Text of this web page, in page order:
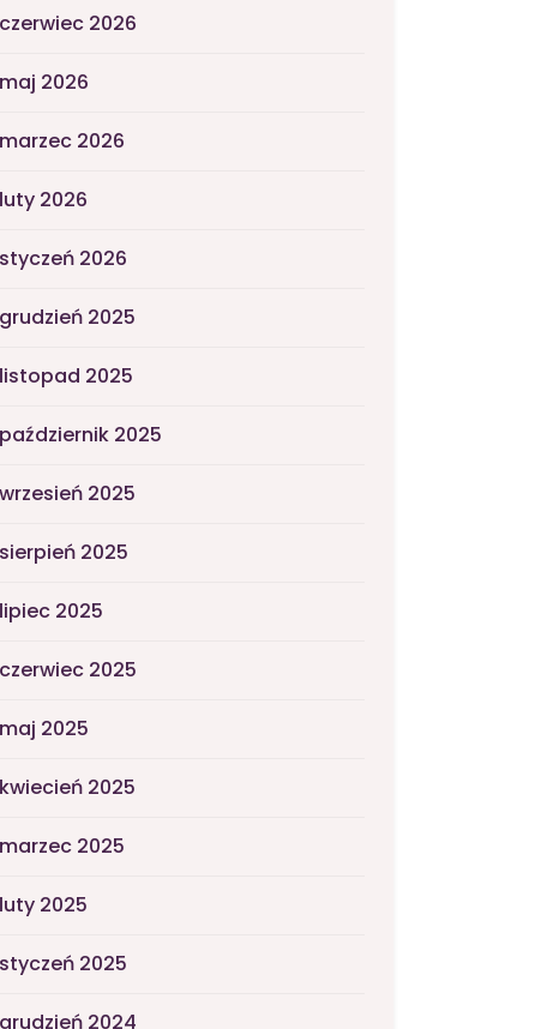
czerwiec 2026
maj 2026
marzec 2026
luty 2026
styczeń 2026
grudzień 2025
listopad 2025
październik 2025
wrzesień 2025
sierpień 2025
lipiec 2025
czerwiec 2025
maj 2025
kwiecień 2025
marzec 2025
luty 2025
styczeń 2025
grudzień 2024